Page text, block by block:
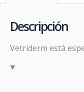
Descripción
Vetriderm está